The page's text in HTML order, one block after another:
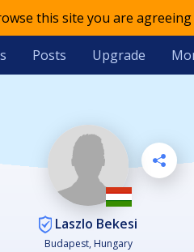
this site you are
Posts Upgrade
Laszlo Bekesi
Budapest, Hungary